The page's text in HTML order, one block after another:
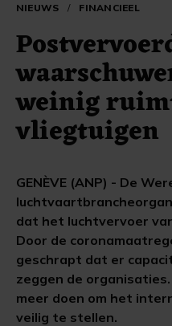
NIEUWS / FINANCIEEL
weinig
vliegtuigen
GENÈVE (ANP) - De
dat het luchtvervoer
Door de
geschrapt dat er
zeggen de
meer doen om het
veilig te stellen.